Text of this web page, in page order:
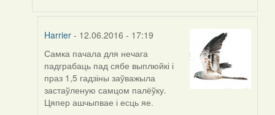
Harrier - 12.06.2016 - 17:19
In
reply
to
by
Harrier
Самка пачала для нечага
падграбаць пад сябе выплюйкі і
праз 1,5 гадзіны заўважыла
застаўленую самцом палёўку.
Цяпер ашчыпвае і есць яе.